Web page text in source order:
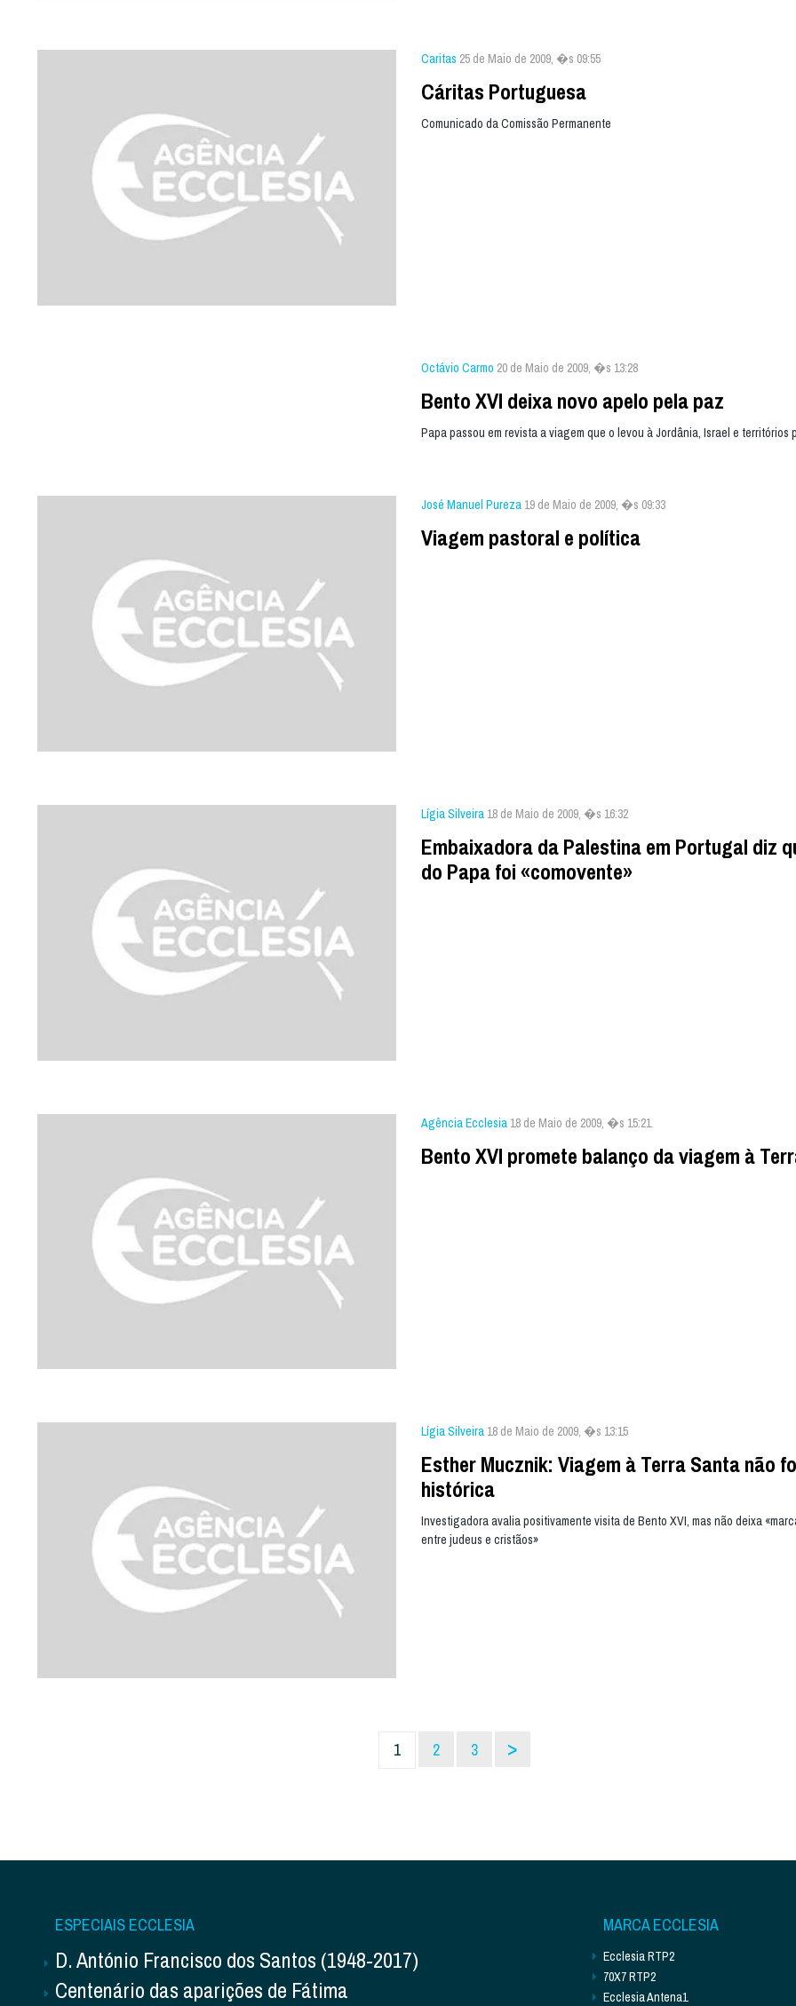
Caritas 25 de Maio de 2009, �s 09:55
Cáritas Portuguesa
Comunicado da Comissão Permanente
Octávio Carmo 20 de Maio de 2009, �s 13:28
Bento XVI deixa novo apelo pela paz
Papa passou em revista a viagem que o levou à Jordânia, Israel e territórios
José Manuel Pureza 19 de Maio de 2009, �s 09:33
Viagem pastoral e política
Lígia Silveira 18 de Maio de 2009, �s 16:32
Embaixadora da Palestina em Portugal diz
do Papa foi «comovente»
Agência Ecclesia 18 de Maio de 2009, �s 15:21
Bento XVI promete balanço da viagem à
Lígia Silveira 18 de Maio de 2009, �s 13:15
Esther Mucznik: Viagem à Terra Santa não
histórica
Investigadora avalia positivamente visita de Bento XVI, mas não deixa
entre judeus e cristãos»
1 2 3 >
ESPECIAIS ECCLESIA
D. António Francisco dos Santos (1948-2017)
Centenário das aparições de Fátima
MARCA ECCLESIA
Ecclesia RTP2
70X7 RTP2
Ecclesia Antena1